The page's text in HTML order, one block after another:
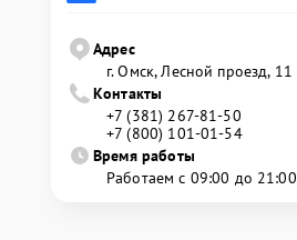
Адрес
г. Омск, ​Лесной проезд, 11
Контакты
+7 (381) 267-81-50
+7 (800) 101-01-54
Время работы
Работаем с 09:00 до 21:00